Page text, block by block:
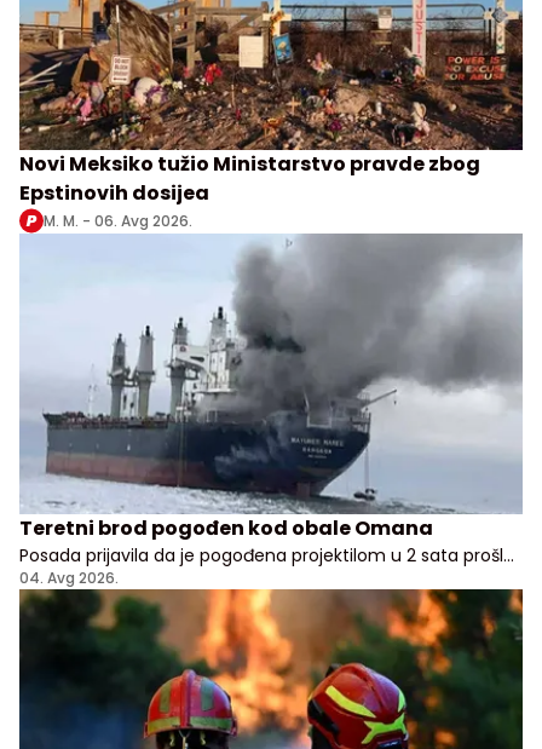
Novi Meksiko tužio Ministarstvo pravde zbog
Epstinovih dosijea
M. M. - 06. Avg 2026.
Teretni brod pogođen kod obale Omana
Posada prijavila da je pogođena projektilom u 2 sata prošle
noći, nema potvrde odakle je napad pokrenut
04. Avg 2026.